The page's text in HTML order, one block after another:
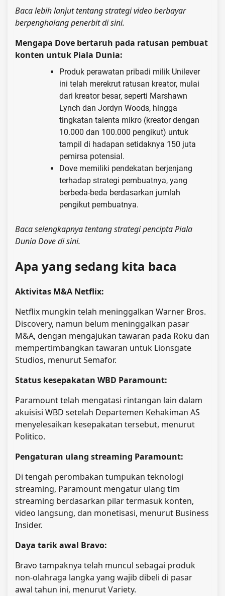
Baca lebih lanjut tentang strategi video berbayar
berpenghalang penerbit di sini.
Mengapa Dove bertaruh pada ratusan pembuat
konten untuk Piala Dunia:
Produk perawatan pribadi milik Unilever
ini telah merekrut ratusan kreator, mulai
dari kreator besar, seperti Marshawn
Lynch dan Jordyn Woods, hingga
tingkatan talenta mikro (kreator dengan
10.000 dan 100.000 pengikut) untuk
tampil di hadapan setidaknya 150 juta
pemirsa potensial.
Dove memiliki pendekatan berjenjang
terhadap strategi pembuatnya, yang
berbeda-beda berdasarkan jumlah
pengikut pembuatnya.
Baca selengkapnya tentang strategi pencipta Piala
Dunia Dove di sini.
Apa yang sedang kita baca
Aktivitas M&A Netflix:
Netflix mungkin telah meninggalkan Warner Bros.
Discovery, namun belum meninggalkan pasar
M&A, dengan mengajukan tawaran pada Roku dan
mempertimbangkan tawaran untuk Lionsgate
Studios, menurut Semafor.
Status kesepakatan WBD Paramount:
Paramount telah mengatasi rintangan lain dalam
akuisisi WBD setelah Departemen Kehakiman AS
menyelesaikan kesepakatan tersebut, menurut
Politico.
Pengaturan ulang streaming Paramount:
Di tengah perombakan tumpukan teknologi
streaming, Paramount mengatur ulang tim
streaming berdasarkan pilar termasuk konten,
video langsung, dan monetisasi, menurut Business
Insider.
Daya tarik awal Bravo:
Bravo tampaknya telah muncul sebagai produk
non-olahraga langka yang wajib dibeli di pasar
awal tahun ini, menurut Variety.